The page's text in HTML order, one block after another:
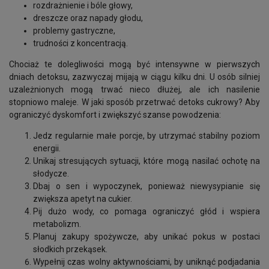
rozdrażnienie i bóle głowy,
dreszcze oraz napady głodu,
problemy gastryczne,
trudności z koncentracją.
Chociaż te dolegliwości mogą być intensywne w pierwszych
dniach detoksu, zazwyczaj mijają w ciągu kilku dni. U osób silniej
uzależnionych mogą trwać nieco dłużej, ale ich nasilenie
stopniowo maleje. W jaki sposób przetrwać detoks cukrowy? Aby
ograniczyć dyskomfort i zwiększyć szanse powodzenia:
Jedz regularnie małe porcje, by utrzymać stabilny poziom
energii.
Unikaj stresujących sytuacji, które mogą nasilać ochotę na
słodycze.
Dbaj o sen i wypoczynek, ponieważ niewysypianie się
zwiększa apetyt na cukier.
Pij dużo wody, co pomaga ograniczyć głód i wspiera
metabolizm.
Planuj zakupy spożywcze, aby unikać pokus w postaci
słodkich przekąsek.
Wypełnij czas wolny aktywnościami, by uniknąć podjadania